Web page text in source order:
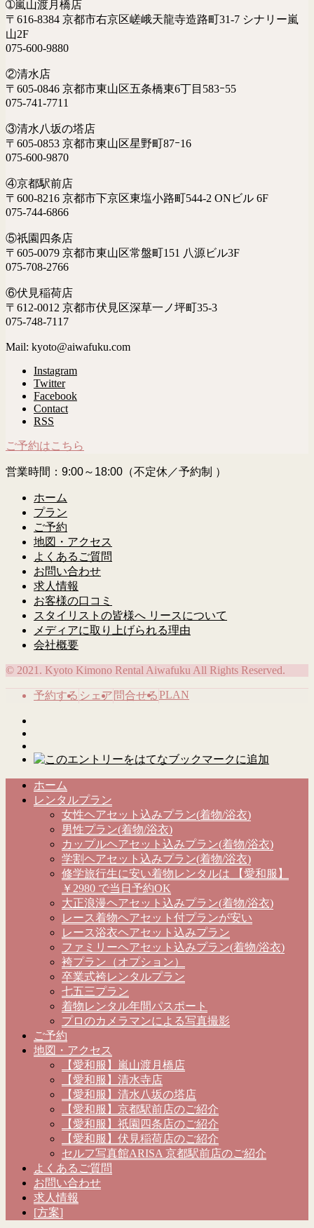
➀嵐山渡月橋店
〒616-8384 京都市右京区嵯峨天龍寺造路町31-7 シナリー嵐
山2F
075-600-9880
②清水店
〒605-0846 京都市東山区五条橋東6丁目583ｰ55
075-741-7711
③清水八坂の塔店
〒605-0853 京都市東山区星野町87ｰ16
075-600-9870
④京都駅前店
〒600-8216 京都市下京区東塩小路町544-2 ONビル 6F
075-744-6866
⑤祇園四条店
〒605-0079 京都市東山区常盤町151 八源ビル3F
075-708-2766
⑥伏見稲荷店
〒612-0012 京都市伏見区深草一ノ坪町35-3
075-748-7117
Mail: kyoto@aiwafuku.com
Instagram
Twitter
Facebook
Contact
RSS
ご予約はこちら
営業時間：9:00～18:00（不定休／予約制 ）
ホーム
プラン
ご予約
地図・アクセス
よくあるご質問
お問い合わせ
求人情報
お客様の口コミ
スタイリストの皆様へ リースについて
メディアに取り上げられる理由
会社概要
© 2021. Kyoto Kimono Rental Aiwafuku All Rights Reserved.
予約する シェア 問合せるPLAN
ホーム
レンタルプラン
女性ヘアセット込みプラン(着物/浴衣)
男性プラン(着物/浴衣)
カップルヘアセット込みプラン(着物/浴衣)
学割ヘアセット込みプラン(着物/浴衣)
修学旅行生に安い着物レンタルは 【愛和服】
￥2980 で当日予約OK
大正浪漫ヘアセット込みプラン(着物/浴衣)
レース着物ヘアセット付プランが安い
レース浴衣ヘアセット込みプラン
ファミリーヘアセット込みプラン(着物/浴衣)
袴プラン（オプション）
卒業式袴レンタルプラン
七五三プラン
着物レンタル年間パスポート
プロのカメラマンによる写真撮影
ご予約
地図・アクセス
【愛和服】嵐山渡月橋店
【愛和服】清水寺店
【愛和服】清水八坂の塔店
【愛和服】京都駅前店のご紹介
【愛和服】祇園四条店のご紹介
【愛和服】伏見稲荷店のご紹介
セルフ写真館ARISA 京都駅前店のご紹介
よくあるご質問
お問い合わせ
求人情報
[方案]